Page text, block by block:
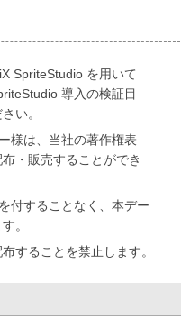
SpriteStudio を用いて
導入の検証目
い。
様は、当社の著作権表
・販売することができ
付することなく、本デー
。
することを禁止します。